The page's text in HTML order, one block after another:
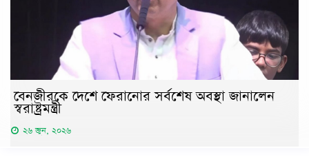
বেনজীরকে দেশে ফেরানোর সর্বশেষ অবস্থা জানালেন
স্বরাষ্ট্রমন্ত্রী
২৬ জুন, ২০২৬